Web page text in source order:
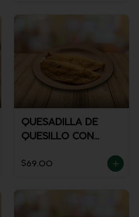
QUESADILLA DE
QUESILLO CON
$69.00